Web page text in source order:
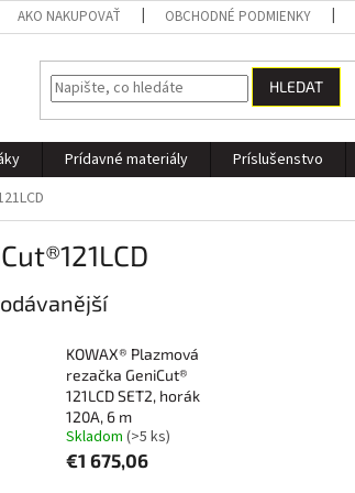
AKO NAKUPOVAŤ OBCHODNÉ PODMIENKY
HLEDAT
Prídavné materiály Príslušenstvo
KOWAX® Plazmová
rezačka GeniCut®
121LCD SET2, horák
120A, 6 m
Skladom (>5 ks)
€1 675,06